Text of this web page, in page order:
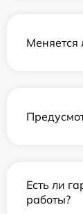
Меняется
Есть ли
работы?